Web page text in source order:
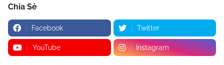
Chia Sẻ
Facebook Twitter
YouTube Instagram